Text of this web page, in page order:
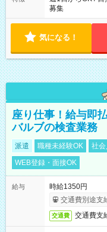
募集
気になる！
座り仕事！給与即
バルブの検査業務
派遣 職種未経験OK 社
WEB登録・面接OK
給与
時給1350円
交通費別途支
交通費 交通費支